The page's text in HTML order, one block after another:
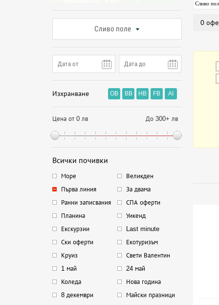
Сливо поле
Изхранване OB BB HB FB AI
Цена от 0 лв До 300+ лв
Всички почивки
Море
Великден
Първа линия
За двама
Ранни записвания
СПА оферти
Планина
Уикенд
Екскурзии
Last minute
Ски оферти
Екотуризъм
Круиз
Свети Валентин
1 май
24 май
Коледа
Нова година
8 декември
Майски празници
Сливо
0